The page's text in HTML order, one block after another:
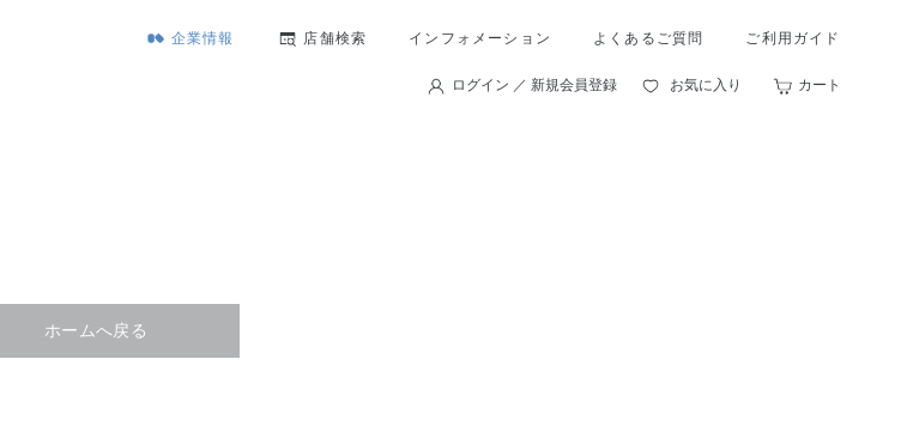
企業情報 店舗検索 インフォメーション よくあるご質問 ご利用ガイド
ログイン ／ 新規会員登録 お気に入り カート
ホームへ戻る